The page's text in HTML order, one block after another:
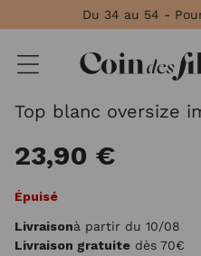
Du 34 au 54 -
Top blanc oversize
23,90 €
Épuisé
Livraisonà partir du 10/08
Livraison gratuite dès 70€
Panneau de gestion des cookies